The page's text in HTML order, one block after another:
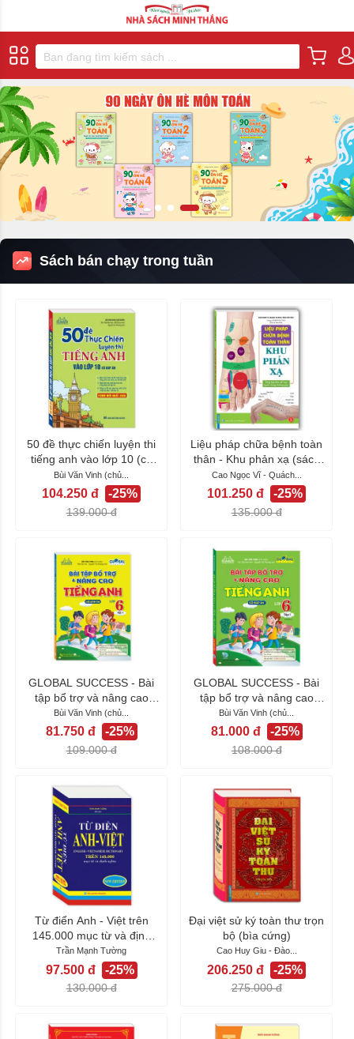
Sách bán chạy trong tuần
50 đề thực chiến luyện thi
tiếng anh vào lớp 10 (có
đáp án)...
Bùi Văn Vinh (chủ...
104.250 đ -25%
139.000 đ
Liệu pháp chữa bệnh toàn
thân - Khu phản xạ (sách
bản quyền)
Cao Ngọc Vĩ - Quách...
101.250 đ -25%
135.000 đ
GLOBAL SUCCESS - Bài
tập bổ trợ và nâng cao
tiếng anh lớp 6...
Bùi Văn Vinh (chủ...
81.750 đ -25%
109.000 đ
GLOBAL SUCCESS - Bài
tập bổ trợ và nâng cao
tiếng anh lớp 6...
Bùi Văn Vinh (chủ...
81.000 đ -25%
108.000 đ
Từ điển Anh - Việt trên
145.000 mục từ và định
nghĩa (bìa...
Trần Mạnh Tường
97.500 đ -25%
130.000 đ
Đại việt sử ký toàn thư trọn
bộ (bìa cứng)
Cao Huy Giu - Đào...
206.250 đ -25%
275.000 đ